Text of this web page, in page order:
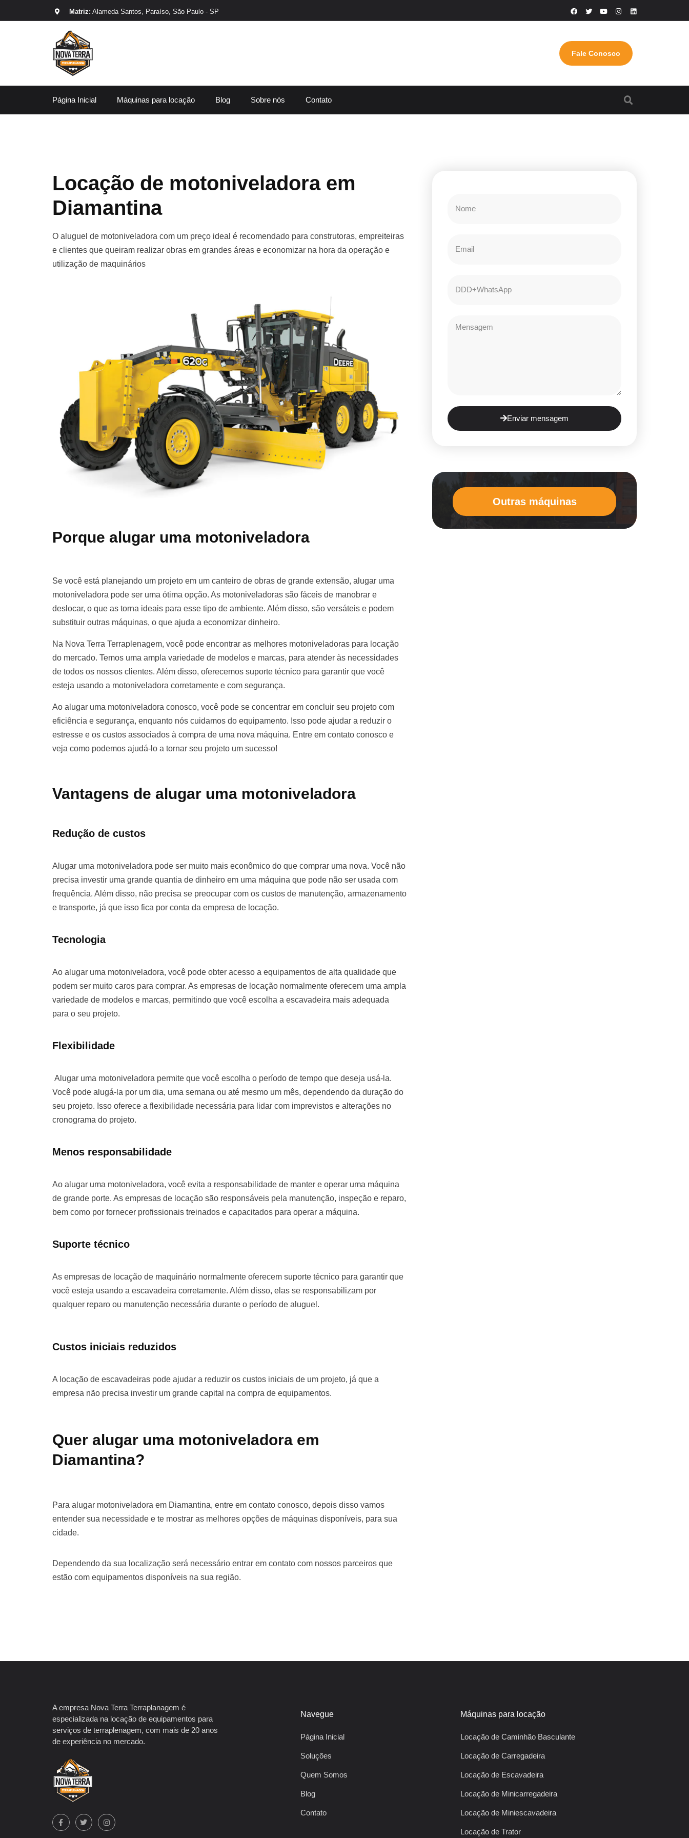
Matriz: Alameda Santos, Paraíso, São Paulo - SP
Fale Conosco
Página Inicial Máquinas para locação Blog Sobre nós Contato
Locação de motoniveladora em
Diamantina
O aluguel de motoniveladora com um preço ideal é recomendado para construtoras, empreiteiras
e clientes que queiram realizar obras em grandes áreas e economizar na hora da operação e
utilização de maquinários
Porque alugar uma motoniveladora
Se você está planejando um projeto em um canteiro de obras de grande extensão, alugar uma
motoniveladora pode ser uma ótima opção. As motoniveladoras são fáceis de manobrar e
deslocar, o que as torna ideais para esse tipo de ambiente. Além disso, são versáteis e podem
substituir outras máquinas, o que ajuda a economizar dinheiro.
Na Nova Terra Terraplenagem, você pode encontrar as melhores motoniveladoras para locação
do mercado. Temos uma ampla variedade de modelos e marcas, para atender às necessidades
de todos os nossos clientes. Além disso, oferecemos suporte técnico para garantir que você
esteja usando a motoniveladora corretamente e com segurança.
Ao alugar uma motoniveladora conosco, você pode se concentrar em concluir seu projeto com
eficiência e segurança, enquanto nós cuidamos do equipamento. Isso pode ajudar a reduzir o
estresse e os custos associados à compra de uma nova máquina. Entre em contato conosco e
veja como podemos ajudá-lo a tornar seu projeto um sucesso!
Vantagens de alugar uma motoniveladora
Redução de custos
Alugar uma motoniveladora pode ser muito mais econômico do que comprar uma nova. Você não
precisa investir uma grande quantia de dinheiro em uma máquina que pode não ser usada com
frequência. Além disso, não precisa se preocupar com os custos de manutenção, armazenamento
e transporte, já que isso fica por conta da empresa de locação.
Tecnologia
Ao alugar uma motoniveladora, você pode obter acesso a equipamentos de alta qualidade que
podem ser muito caros para comprar. As empresas de locação normalmente oferecem uma ampla
variedade de modelos e marcas, permitindo que você escolha a escavadeira mais adequada
para o seu projeto.
Flexibilidade
Alugar uma motoniveladora permite que você escolha o período de tempo que deseja usá-la.
Você pode alugá-la por um dia, uma semana ou até mesmo um mês, dependendo da duração do
seu projeto. Isso oferece a flexibilidade necessária para lidar com imprevistos e alterações no
cronograma do projeto.
Menos responsabilidade
Ao alugar uma motoniveladora, você evita a responsabilidade de manter e operar uma máquina
de grande porte. As empresas de locação são responsáveis pela manutenção, inspeção e reparo,
bem como por fornecer profissionais treinados e capacitados para operar a máquina.
Suporte técnico
As empresas de locação de maquinário normalmente oferecem suporte técnico para garantir que
você esteja usando a escavadeira corretamente. Além disso, elas se responsabilizam por
qualquer reparo ou manutenção necessária durante o período de aluguel.
Custos iniciais reduzidos
A locação de escavadeiras pode ajudar a reduzir os custos iniciais de um projeto, já que a
empresa não precisa investir um grande capital na compra de equipamentos.
Quer alugar uma motoniveladora em
Diamantina?
Para alugar motoniveladora em Diamantina, entre em contato conosco, depois disso vamos
entender sua necessidade e te mostrar as melhores opções de máquinas disponíveis, para sua
cidade.
Dependendo da sua localização será necessário entrar em contato com nossos parceiros que
estão com equipamentos disponíveis na sua região.
Enviar mensagem
Outras máquinas
A empresa Nova Terra Terraplanagem é
especializada na locação de equipamentos para
serviços de terraplenagem, com mais de 20 anos
de experiência no mercado.
Navegue
Página Inicial
Soluções
Quem Somos
Blog
Contato
Máquinas para locação
Locação de Caminhão Basculante
Locação de Carregadeira
Locação de Escavadeira
Locação de Minicarregadeira
Locação de Miniescavadeira
Locação de Trator